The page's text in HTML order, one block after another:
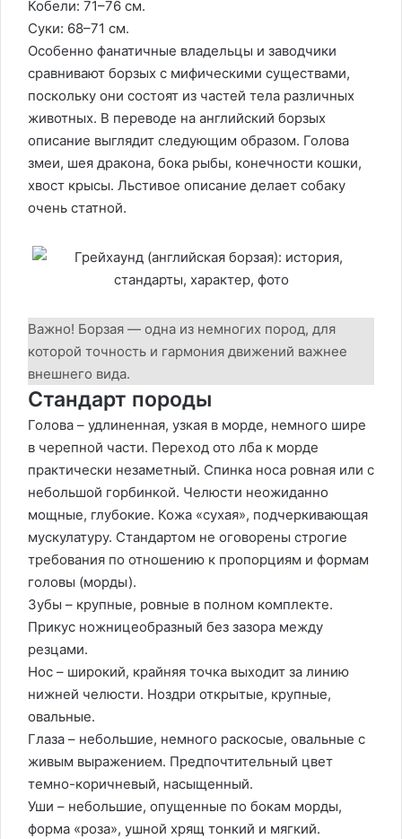
Кобели: 71–76 см.
Суки: 68–71 см.
Особенно фанатичные владельцы и заводчики
сравнивают борзых с мифическими существами,
поскольку они состоят из частей тела различных
животных. В переводе на английский борзых
описание выглядит следующим образом. Голова
змеи, шея дракона, бока рыбы, конечности кошки,
хвост крысы. Льстивое описание делает собаку
очень статной.
Важно! Борзая — одна из немногих пород, для
которой точность и гармония движений важнее
внешнего вида.
Стандарт породы
Голова – удлиненная, узкая в морде, немного шире
в черепной части. Переход ото лба к морде
практически незаметный. Спинка носа ровная или с
небольшой горбинкой. Челюсти неожиданно
мощные, глубокие. Кожа «сухая», подчеркивающая
мускулатуру. Стандартом не оговорены строгие
требования по отношению к пропорциям и формам
головы (морды).
Зубы – крупные, ровные в полном комплекте.
Прикус ножницеобразный без зазора между
резцами.
Нос – широкий, крайняя точка выходит за линию
нижней челюсти. Ноздри открытые, крупные,
овальные.
Глаза – небольшие, немного раскосые, овальные с
живым выражением. Предпочтительный цвет
темно-коричневый, насыщенный.
Уши – небольшие, опущенные по бокам морды,
форма «роза», ушной хрящ тонкий и мягкий.